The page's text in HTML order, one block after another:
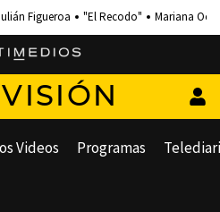
Figueroa "El Recodo" Mariana
Videos Programas